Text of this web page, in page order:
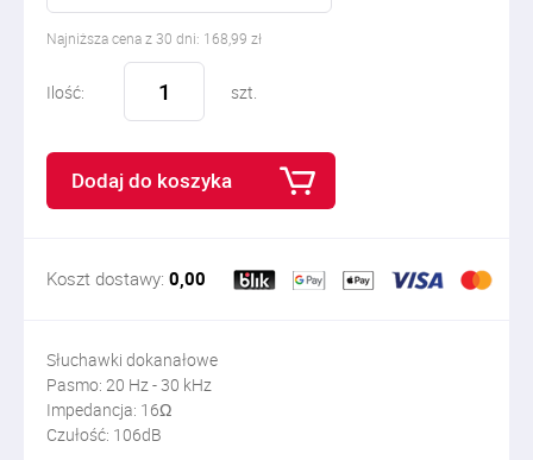
Najniższa cena z 30 dni: 168,99 zł
Ilość: szt.
Dodaj do koszyka
Koszt dostawy: 0,00
Słuchawki dokanałowe
Pasmo: 20 Hz - 30 kHz
Impedancja: 16Ω
Czułość: 106dB